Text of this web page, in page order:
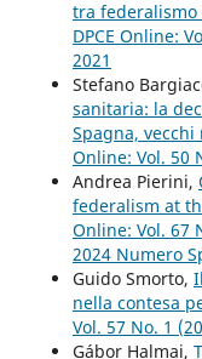
tra federalismo
DPCE Online:
2021
Stefano
sanitaria: la
Spagna,
Online: Vol. 50
Andrea Pierini,
federalism at
Online: Vol. 67
2024 Numero
Guido Smorto,
nella contesa
Vol. 57 No. 1
Gábor Halmai,